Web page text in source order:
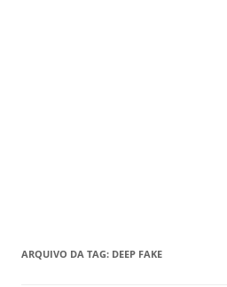
ARQUIVO DA TAG: DEEP FAKE